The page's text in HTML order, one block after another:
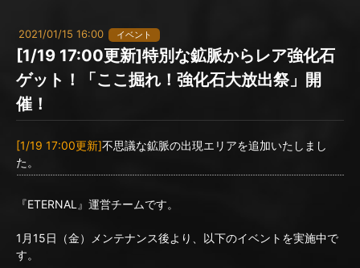
2021/01/15 16:00 イベント
[1/19 17:00更新]特別な鉱脈からレア強化石
ゲット！「ここ掘れ！強化石大放出祭」開
催！
[1/19 17:00更新]不思議な鉱脈の出現エリアを追加いたしまし
た。
『ETERNAL』運営チームです。
1月15日（金）メンテナンス後より、以下のイベントを実施中で
す。